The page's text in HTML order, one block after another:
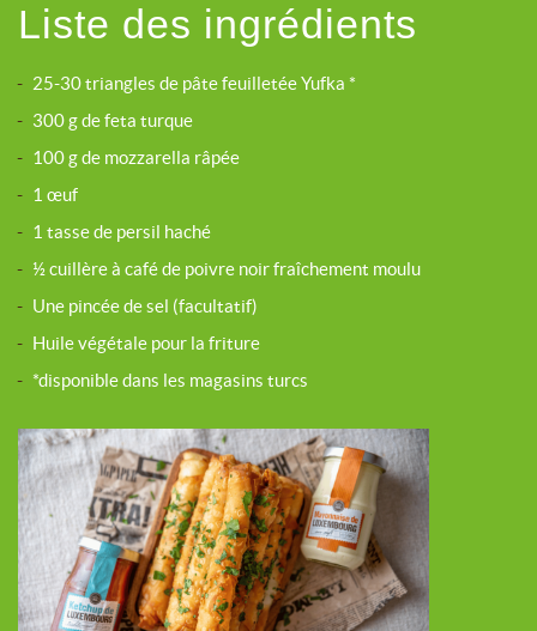
Liste des ingrédients
- 25-30 triangles de pâte feuilletée Yufka *
- 300 g de feta turque
- 100 g de mozzarella râpée
- 1 œuf
- 1 tasse de persil haché
- ½ cuillère à café de poivre noir fraîchement moulu
- Une pincée de sel (facultatif)
- Huile végétale pour la friture
- *disponible dans les magasins turcs